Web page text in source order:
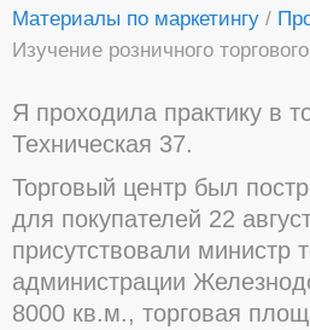
Материалы по маркетингу /
Изучение розничного
Я проходила практику в
Техническая 37.
Торговый центр был
для покупателей 22
присутствовали министр
администрации
8000 кв.м., торговая